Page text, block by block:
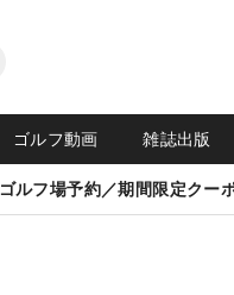
ゴルフ動画 雑誌出版
ゴルフ場予約／期間限定クー